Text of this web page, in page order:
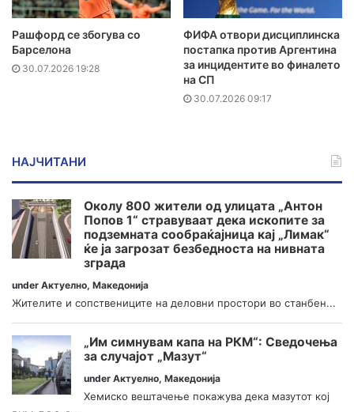
Рашфорд се збогува со
Барселона
30.07.2026 19:28
ФИФА отвори дисциплинска
постапка против Аргентина
за инцидентите во финалето
на СП
30.07.2026 09:17
НАЈЧИТАНИ
Околу 800 жители од улицата „Антон
Попов 1“ стравуваат дека ископите за
подземната сообраќајница кај „Лимак“
ќе ја загрозат безбедноста на нивната
зграда
under Актуелно, Македонија
Жителите и сопствениците на деловни простори во станбен...
„Им симнувам капа на РКМ“: Сведочења
за случајот „Мазут“
under Актуелно, Македонија
Хемиско вештачење покажува дека мазутот кој